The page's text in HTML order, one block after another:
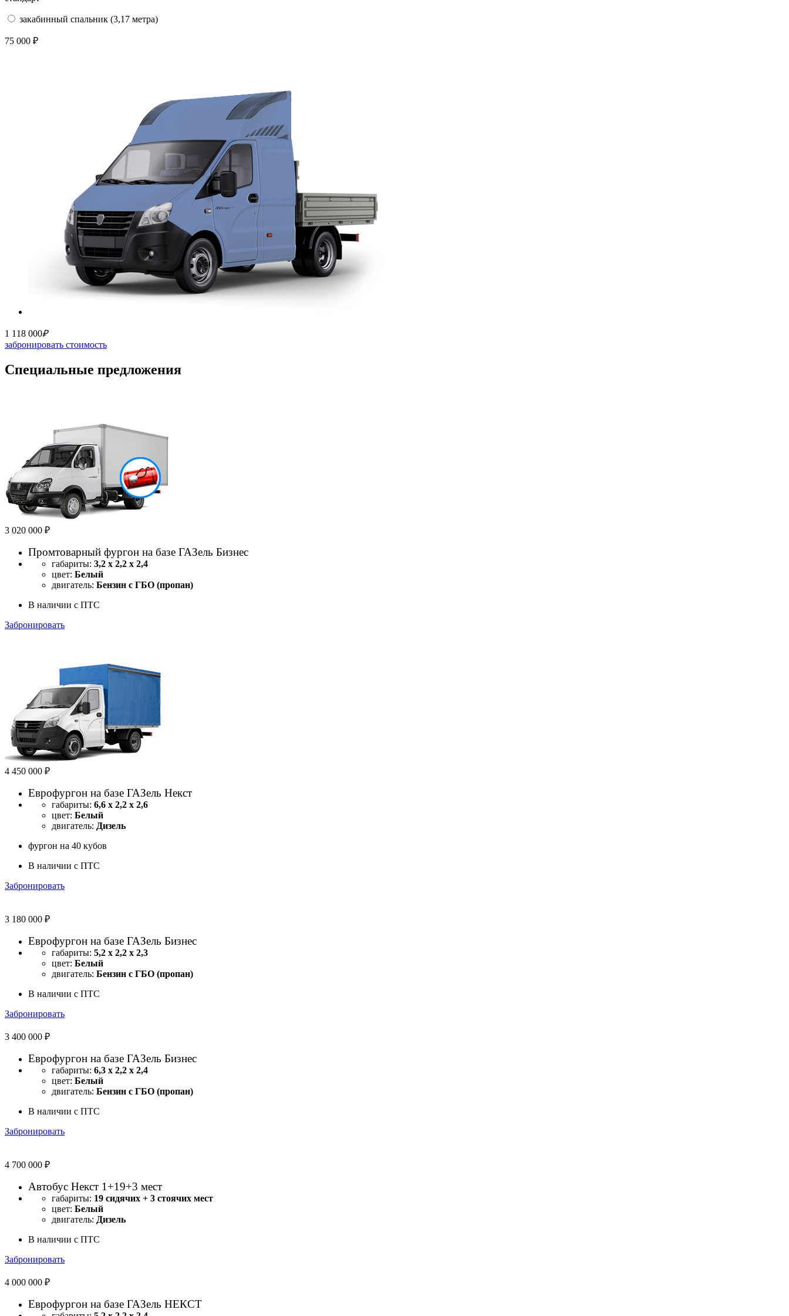
закабинный спальник (3,17 метра)
75 000 ₽
1 118 000₽
забронировать стоимость
Специальные предложения
3 020 000 ₽
Промтоварный фургон на базе ГАЗель Бизнес
габариты: 3,2 х 2,2 х 2,4
цвет: Белый
двигатель: Бензин с ГБО (пропан)
В наличии с ПТС
Забронировать
4 450 000 ₽
Еврофургон на базе ГАЗель Некст
габариты: 6,6 х 2,2 х 2,6
цвет: Белый
двигатель: Дизель
фургон на 40 кубов
В наличии с ПТС
Забронировать
3 180 000 ₽
Еврофургон на базе ГАЗель Бизнес
габариты: 5,2 х 2,2 х 2,3
цвет: Белый
двигатель: Бензин с ГБО (пропан)
В наличии с ПТС
Забронировать
3 400 000 ₽
Еврофургон на базе ГАЗель Бизнес
габариты: 6,3 х 2,2 х 2,4
цвет: Белый
двигатель: Бензин с ГБО (пропан)
В наличии с ПТС
Забронировать
4 700 000 ₽
Автобус Некст 1+19+3 мест
габариты: 19 сидячих + 3 стоячих мест
цвет: Белый
двигатель: Дизель
В наличии с ПТС
Забронировать
4 000 000 ₽
Еврофургон на базе ГАЗель НЕКСТ